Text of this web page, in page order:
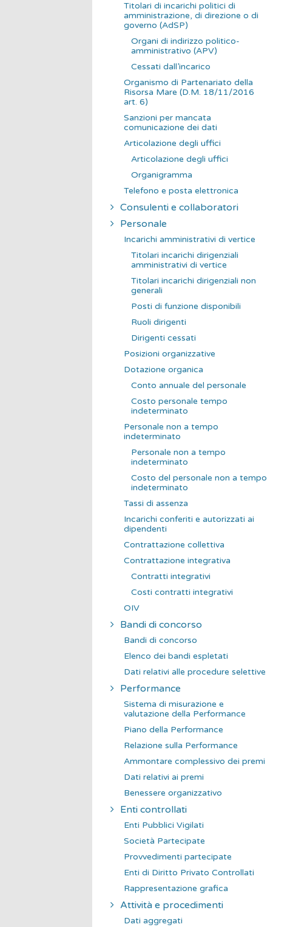
Titolari di incarichi politici di
amministrazione, di direzione o di
governo (AdSP)
Organi di indirizzo politico-
amministrativo (APV)
Cessati dall’incarico
Organismo di Partenariato della
Risorsa Mare (D.M. 18/11/2016
art. 6)
Sanzioni per mancata
comunicazione dei dati
Articolazione degli uffici
Articolazione degli uffici
Organigramma
Telefono e posta elettronica
Consulenti e collaboratori
Personale
Incarichi amministrativi di vertice
Titolari incarichi dirigenziali
amministrativi di vertice
Titolari incarichi dirigenziali non
generali
Posti di funzione disponibili
Ruoli dirigenti
Dirigenti cessati
Posizioni organizzative
Dotazione organica
Conto annuale del personale
Costo personale tempo
indeterminato
Personale non a tempo
indeterminato
Personale non a tempo
indeterminato
Costo del personale non a tempo
indeterminato
Tassi di assenza
Incarichi conferiti e autorizzati ai
dipendenti
Contrattazione collettiva
Contrattazione integrativa
Contratti integrativi
Costi contratti integrativi
OIV
Bandi di concorso
Bandi di concorso
Elenco dei bandi espletati
Dati relativi alle procedure selettive
Performance
Sistema di misurazione e
valutazione della Performance
Piano della Performance
Relazione sulla Performance
Ammontare complessivo dei premi
Dati relativi ai premi
Benessere organizzativo
Enti controllati
Enti Pubblici Vigilati
Società Partecipate
Provvedimenti partecipate
Enti di Diritto Privato Controllati
Rappresentazione grafica
Attività e procedimenti
Dati aggregati